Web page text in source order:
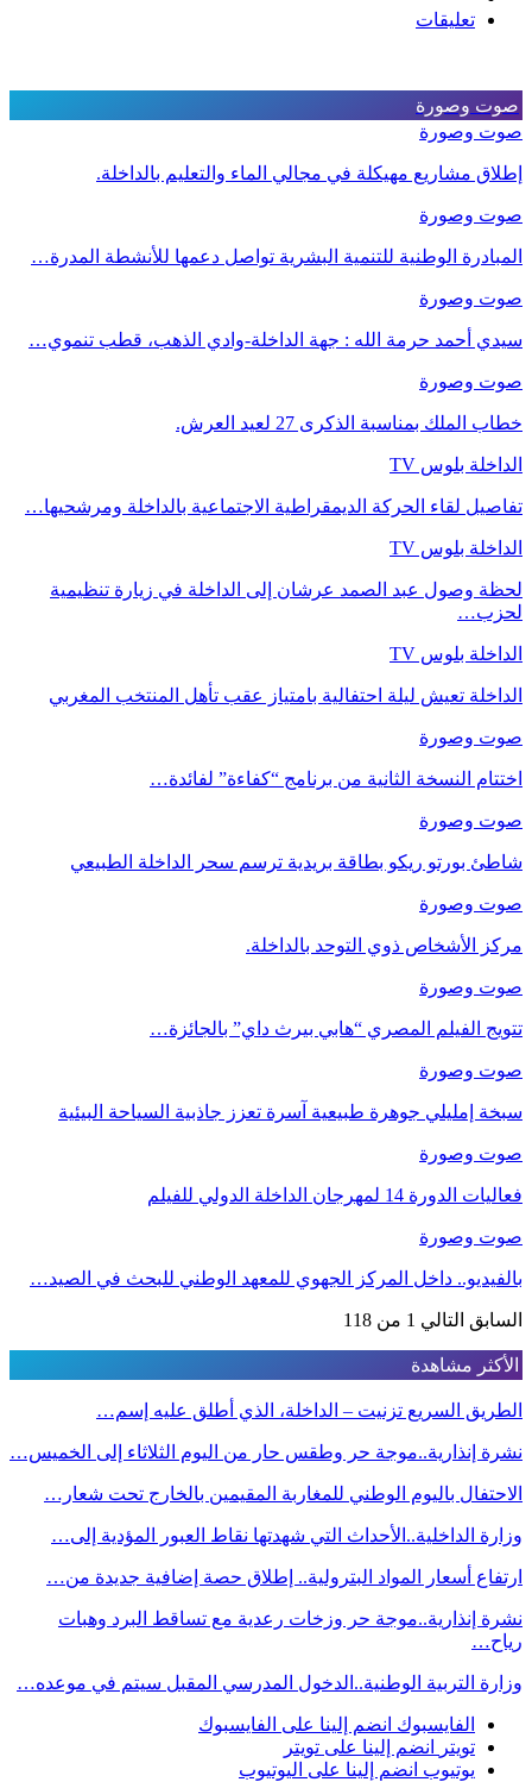
تعليقات
صوت وصورة
صوت وصورة
إطلاق مشاريع مهيكلة في مجالي الماء والتعليم بالداخلة.
صوت وصورة
المبادرة الوطنية للتنمية البشرية تواصل دعمها للأنشطة المدرة…
صوت وصورة
سيدي أحمد حرمة الله : جهة الداخلة-وادي الذهب، قطب تنموي…
صوت وصورة
خطاب الملك بمناسبة الذكرى 27 لعيد العرش.
الداخلة بلوس TV
تفاصيل لقاء الحركة الديمقراطية الاجتماعية بالداخلة ومرشحيها…
الداخلة بلوس TV
لحظة وصول عبد الصمد عرشان إلى الداخلة في زيارة تنظيمية
لحزب…
الداخلة بلوس TV
الداخلة تعيش ليلة احتفالية بامتياز عقب تأهل المنتخب المغربي
صوت وصورة
اختتام النسخة الثانية من برنامج “كفاءة” لفائدة…
صوت وصورة
شاطئ بورتو ريكو بطاقة بريدية ترسم سحر الداخلة الطبيعي
صوت وصورة
مركز الأشخاص ذوي التوحد بالداخلة.
صوت وصورة
تتويج الفيلم المصري “هابي بيرث داي” بالجائزة…
صوت وصورة
سبخة إمليلي جوهرة طبيعية آسرة تعزز جاذبية السياحة البيئية
صوت وصورة
فعاليات الدورة 14 لمهرجان الداخلة الدولي للفيلم
صوت وصورة
بالفيديو.. داخل المركز الجهوي للمعهد الوطني للبحث في الصيد…
السابق التالي 1 من 118
الأكثر مشاهدة
الطريق السريع تزنيت – الداخلة، الذي أطلق عليه إسم…
نشرة إنذارية..موجة حر وطقس حار من اليوم الثلاثاء إلى الخميس…
الاحتفال باليوم الوطني للمغاربة المقيمين بالخارج تحت شعار…
وزارة الداخلية..الأحداث التي شهدتها نقاط العبور المؤدية إلى…
ارتفاع أسعار المواد البترولية.. إطلاق حصة إضافية جديدة من…
نشرة إنذارية..موجة حر وزخات رعدية مع تساقط البرد وهبات
رياح…
وزارة التربية الوطنية..الدخول المدرسي المقبل سیتم في موعده…
الفايسبوك انضم إلينا على الفايسبوك
تويتر
انضم إلينا على تويتر
يوتيوب انضم إلينا على اليوتيوب